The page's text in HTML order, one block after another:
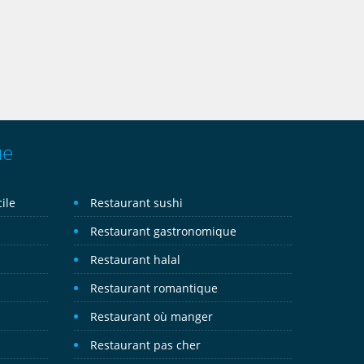
Restaurant sushi
Restaurant gastronomique
Restaurant halal
Restaurant romantique
Restaurant où manger
Restaurant pas cher